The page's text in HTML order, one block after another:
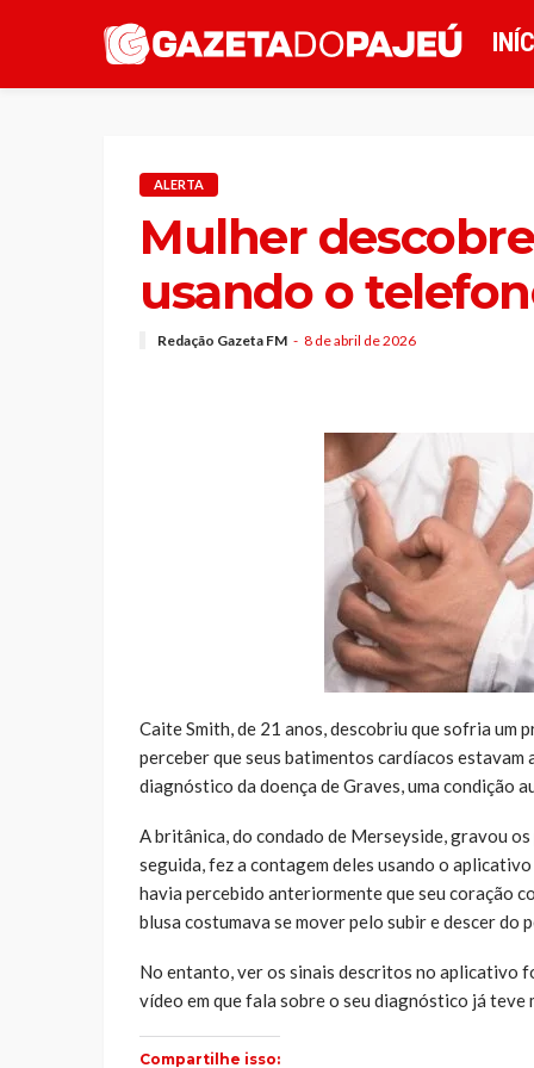
ALERTA
Mulher
usando o
Redação Gazeta FM 8 de abril de 2026
Caite Smith, de 21 anos, descobriu que sofria um
perceber que seus batimentos cardíacos
diagnóstico da doença de Graves, uma condição
A britânica, do condado de Merseyside, gravou
seguida, fez a contagem deles usando o
havia percebido anteriormente que seu coração
blusa costumava se mover pelo subir e descer do
No entanto, ver os sinais descritos no aplicativo
vídeo em que fala sobre o seu diagnóstico já teve
Compartilhe isso: